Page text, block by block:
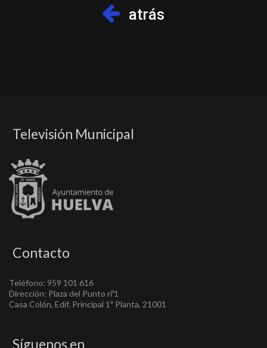
atrás
Televisión Municipal
Contacto
Teléfono: 959 101 616
Dirección: Plaza del Punto nº1
Casa Colón, Edif. Principal 1ª Planta, 21001
Síguenos en